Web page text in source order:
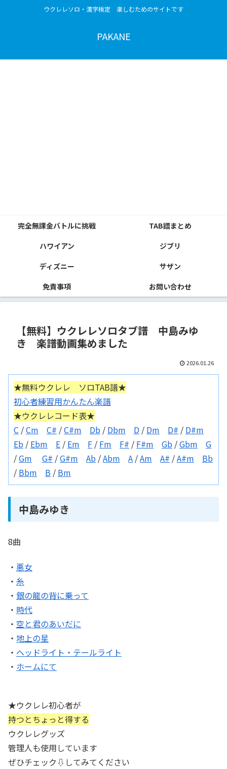
ウクレレソロ・漢字検定 楽しむためのサイトです
PAKANE
完全無課金バトルに挑戦
TAB譜まとめ
ハワイアン
ジブリ
ディズニー
サザン
免責事項
お問い合わせ
【無料】ウクレレソロタブ譜 中島みゆ
き 楽譜動画集めました
2026.01.26
★無料ウクレレ ソロTAB譜★
初心者練習用かんたん楽譜
★ウクレレコード表★
C /Cm C# /C#m Db / Dbm D / Dm D# / D#m
Eb / Ebm E / Em F / Fm F# / F#m Gb /Gbm
G
/Gm G# /G#m Ab /Abm A /Am A# /A#m
Bb
/ Bbm B / Bm
中島みゆき
8曲
・ 悪女
・ 糸
・ 銀の龍の背に乗って
・ 時代
・ 空と君のあいだに
・ 地上の星
・ ヘッドライト・テールライト
・ ホームにて
★ウクレレ初心者が
持つとちょっと得する
ウクレレグッズ
管理人も使用しています
ぜひチェック⇩してみてください